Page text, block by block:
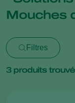
Mouches
Filtres
3 produits